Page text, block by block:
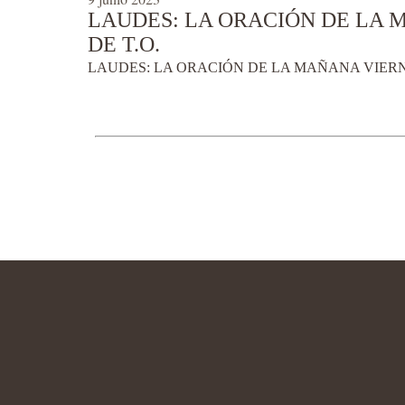
LAUDES: LA ORACIÓN DE LA
DE T.O.
LAUDES: LA ORACIÓN DE LA MAÑANA